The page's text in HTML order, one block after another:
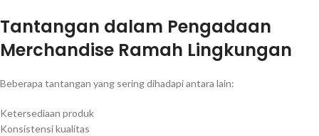
Tantangan dalam Pengadaan
Merchandise Ramah Lingkungan
Beberapa tantangan yang sering dihadapi antara lain:
Ketersediaan produk
Konsistensi kualitas